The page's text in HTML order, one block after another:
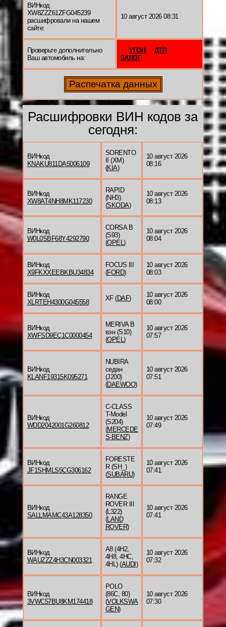
ВИНкод
XW8ZZZ61ZFG045239
расшифровали на нашем
сайте:
10 август 2026 08:31
Проверьте дополнительно
Ваш автомобиль на:
УГОН
ДТП
ЗАЛОГ
Расшифровки ВИН кодов за
сегодня:
ВИНкод
KNAKU811DA5006109
SORENTO
II (XM)
(KIA)
10 август 2026
08:16
ВИНкод
XW8AT4NH8MK117230
RAPID
(NH3)
(SKODA)
10 август 2026
08:13
ВИНкод
W0L0SBF68Y4292790
CORSA B
(S93)
(OPEL)
10 август 2026
08:04
ВИНкод
X9FKXXEEBKBU34834
FOCUS III
(FORD)
10 август 2026
08:03
ВИНкод
XLRTEH4300G045558
XF (DAF)
10 август 2026
08:00
ВИНкод
XWFSD9EC1C0000454
MERIVA B
вэн (S10)
(OPEL)
10 август 2026
07:57
ВИНкод
KLANF19315K095271
NUBIRA
седан
(J200)
(DAEWOO)
10 август 2026
07:51
ВИНкод
WDD2042001G260812
C-CLASS
T-Model
(S204)
(MERCEDE
S-BENZ)
10 август 2026
07:49
ВИНкод
JF1SHMLS5CG306162
FORESTE
R (SH_)
(SUBARU)
10 август 2026
07:41
ВИНкод
SALLMAMC43A128350
RANGE
ROVER III
(L322)
(LAND
ROVER)
10 август 2026
07:41
ВИНкод
WAUZZZ4H3CN003321
A8 (4H2,
4H8, 4HC,
4HL) (AUDI )
10 август 2026
07:32
ВИНкод
3VWC57BU8KM174418
POLO
(86C, 80)
(VOLKSWA
GEN)
10 август 2026
07:30